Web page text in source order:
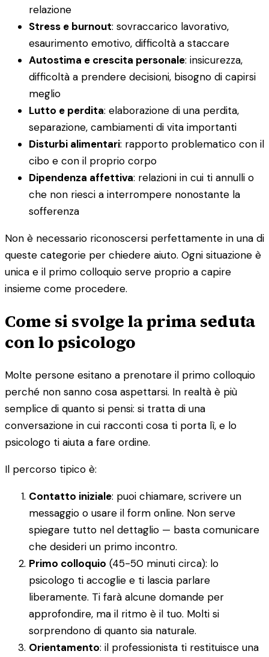
relazione
Stress e burnout: sovraccarico lavorativo,
esaurimento emotivo, difficoltà a staccare
Autostima e crescita personale: insicurezza,
difficoltà a prendere decisioni, bisogno di capirsi
meglio
Lutto e perdita: elaborazione di una perdita,
separazione, cambiamenti di vita importanti
Disturbi alimentari: rapporto problematico con il
cibo e con il proprio corpo
Dipendenza affettiva: relazioni in cui ti annulli o
che non riesci a interrompere nonostante la
sofferenza
Non è necessario riconoscersi perfettamente in una di
queste categorie per chiedere aiuto. Ogni situazione è
unica e il primo colloquio serve proprio a capire
insieme come procedere.
Come si svolge la prima seduta
con lo psicologo
Molte persone esitano a prenotare il primo colloquio
perché non sanno cosa aspettarsi. In realtà è più
semplice di quanto si pensi: si tratta di una
conversazione in cui racconti cosa ti porta lì, e lo
psicologo ti aiuta a fare ordine.
Il percorso tipico è:
Contatto iniziale: puoi chiamare, scrivere un
messaggio o usare il form online. Non serve
spiegare tutto nel dettaglio — basta comunicare
che desideri un primo incontro.
Primo colloquio (45-50 minuti circa): lo
psicologo ti accoglie e ti lascia parlare
liberamente. Ti farà alcune domande per
approfondire, ma il ritmo è il tuo. Molti si
sorprendono di quanto sia naturale.
Orientamento: il professionista ti restituisce una